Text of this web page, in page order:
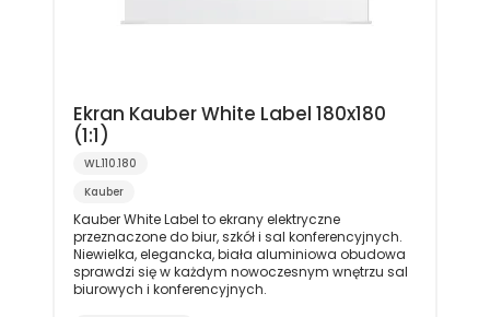
Ekran Kauber White Label 180x180
(1:1)
WL.110.180
Kauber
Kauber White Label to ekrany elektryczne
przeznaczone do biur, szkół i sal konferencyjnych.
Niewielka, elegancka, biała aluminiowa obudowa
sprawdzi się w każdym nowoczesnym wnętrzu sal
biurowych i konferencyjnych.